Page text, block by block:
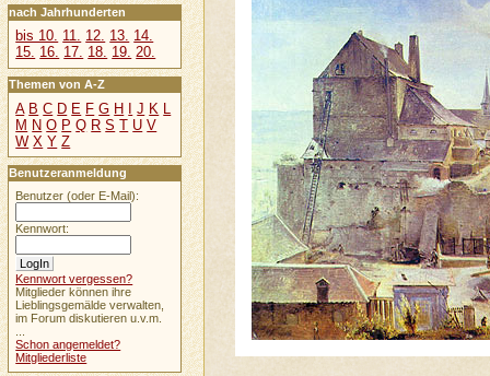
nach Jahrhunderten
bis 10. 11. 12. 13. 14.
15. 16. 17. 18. 19. 20.
Themen von A-Z
A B C D E F G H I J K L
M N O P Q R S T U V
W X Y Z
Benutzeranmeldung
Benutzer (oder E-Mail):
Kennwort:
Kennwort vergessen?
Mitglieder können ihre
Lieblingsgemälde verwalten,
im Forum diskutieren u.v.m.
Schon angemeldet?
Mitgliederliste